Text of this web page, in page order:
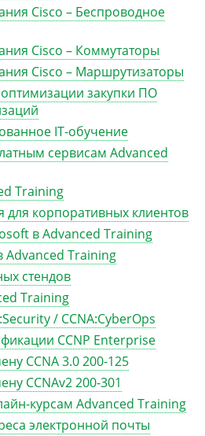
Cisco – Беспроводное
Cisco – Коммутаторы
Cisco – Маршрутизаторы
закупки ПО
IT-обучение
сервисам Advanced
Training
корпоративных клиентов
в Advanced Training
Advanced Training
стендов
Training
/ CCNA:CyberOps
CCNP Enterprise
CCNA 3.0 200-125
CCNAv2 200-301
курсам Advanced Training
электронной почты